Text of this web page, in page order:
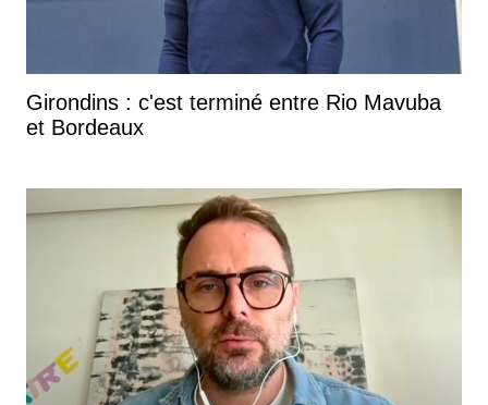
Girondins : c'est terminé entre Rio Mavuba
et Bordeaux